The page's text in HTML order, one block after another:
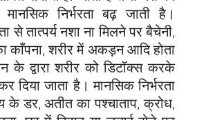
मानसिक निर्भरता बढ़ जाती है।
से तात्पर्य नशा ना मिलने पर बैचेनी,
काँपना, शरीर में अकड़न आदि होता
के द्वारा शरीर को डिटॉक्स करके
दिया जाता है। मानसिक निर्भरता
के डर, अतीत का पश्चाताप, क्रोध,